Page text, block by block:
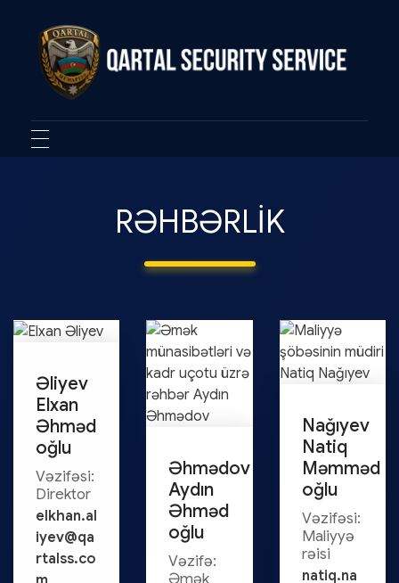
Qartal SS
Security Company
RƏHBƏRLIK
Əliyev
Elxan
Əhməd
oğlu
Vəzifəsi:
Direktor
elkhan.al
iyev@qa
rtalss.co
Əhmədov
Aydın
Əhməd
oğlu
Vəzifə:
Əmək
Nağıyev
Natiq
Məmməd
oğlu
Vəzifəsi:
Maliyyə
rəisi
natiq.na